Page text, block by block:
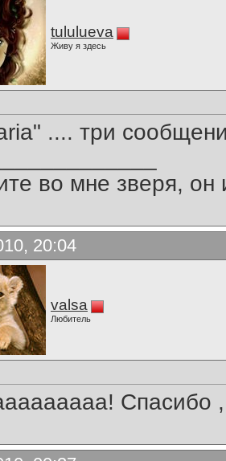
tululueva
Живу я здесь
.... три
во мне зверя, он
20:04
valsa
Любитель
Спасибо